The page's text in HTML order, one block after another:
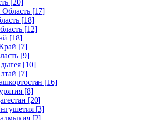
[20]
Область [17]
[18]
[12]
[18]
[7]
[9]
[10]
[7]
[16]
[8]
[20]
[3]
[2]